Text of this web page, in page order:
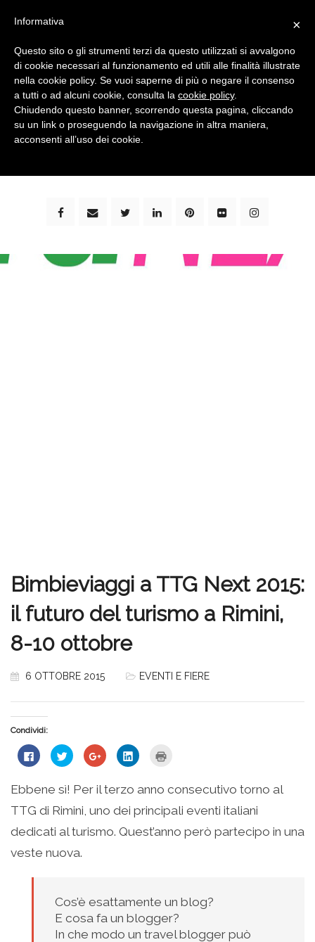
bimbi e viaggi - family travel blog: community #1 in
Bimbieviaggi a TTG Next 2015:
il futuro del turismo a Rimini,
8-10 ottobre
6 OTTOBRE 2015 EVENTI E FIERE
Condividi:
Fai
clic
su
Facebook
apre
una
nuova
Fai
clic
condividere
su
Twitter
(Si
in
una
finestra)
Fai
clic
condividere
su
Google+
(Si
in
una
Fai
clic
condividere
su
LinkedIn
(Si
apre
in
una
stampare
(Si
apre
in
nuova
finestra)
Ebbene sì! Per il terzo anno consecutivo torno al
TTG di Rimini, uno dei principali eventi italiani
dedicati al turismo. Quest’anno però partecipo in una
veste nuova.
Cos’è esattamente un blog?
E cosa fa un blogger?
In che modo un travel blogger può
×
Informativa
Questo sito o gli strumenti terzi da questo utilizzati si avvalgono
di cookie necessari al funzionamento ed utili alle finalità illustrate
nella cookie policy. Se vuoi saperne di più o negare il consenso
a tutti o ad alcuni cookie, consulta la cookie policy.
Chiudendo questo banner, scorrendo questa pagina, cliccando
su un link o proseguendo la navigazione in altra maniera,
acconsenti all’uso dei cookie.